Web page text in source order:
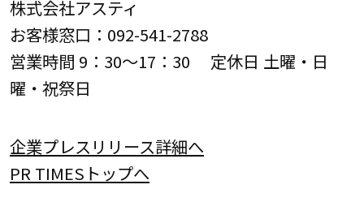
株式会社アスティ
お客様窓口：092-541-2788
営業時間 9：30～17：30 定休日 土曜・日
曜・祝祭日
企業プレスリリース詳細へ
PR TIMESトップへ